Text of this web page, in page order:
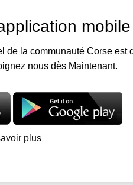
mobile
la communauté Corse est
nous dès Maintenant.
plus